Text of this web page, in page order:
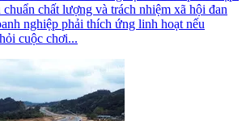
chất lượng và trách nhiệm xã hội đan
nghiệp phải thích ứng linh hoạt nếu
cuộc chơi...